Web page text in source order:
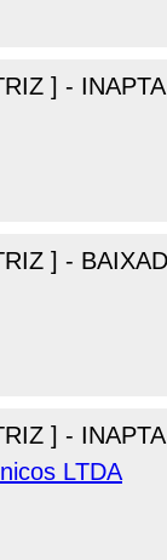
] -
] -
] -
LTDA